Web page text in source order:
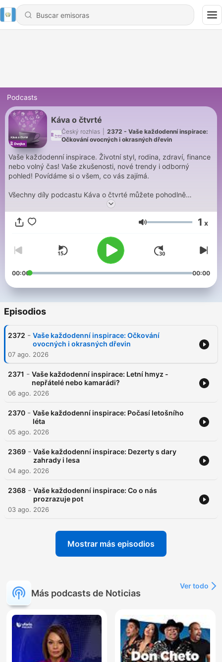
Podcasts
Káva o čtvrté
Český rozhlas
2372 - Vaše každodenní inspirace:
Očkování ovocných i okrasných dřevin
Vaše každodenní inspirace. Životní styl, rodina, zdraví, finance
nebo volný čas! Vaše zkušenosti, nové trendy i odborný
pohled! Povídáme si o všem, co vás zajímá.
Všechny díly podcastu Káva o čtvrté můžete pohodlně
poslouchat v mobilní aplikaci mujRozhlas pro
nebo na webumujRozhlas.cz.
Volumen 1 x
00:00 00:00
Episodios
2372 - Vaše každodenní inspirace: Očkování
ovocných i okrasných dřevin
07 ago. 2026
2371 - Vaše každodenní inspirace: Letní hmyz -
nepřátelé nebo kamarádi?
06 ago. 2026
2370 - Vaše každodenní inspirace: Počasí letošního
léta
05 ago. 2026
2369 - Vaše každodenní inspirace: Dezerty s dary
zahrady i lesa
04 ago. 2026
2368 - Vaše každodenní inspirace: Co o nás
prozrazuje pot
03 ago. 2026
Mostrar más episodios
Más podcasts de Noticias
Ver todo